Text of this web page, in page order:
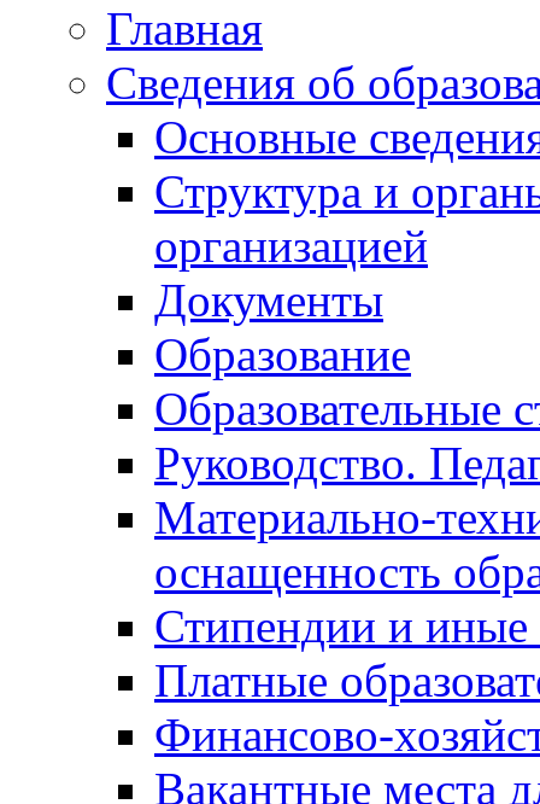
Главная
Сведения об
Основные
Структура и
организацией
Документы
Образование
Образовательные
Руководство.
Материально-
оснащенность
Стипендии и иные
Платные
Финансово-
Вакантные места